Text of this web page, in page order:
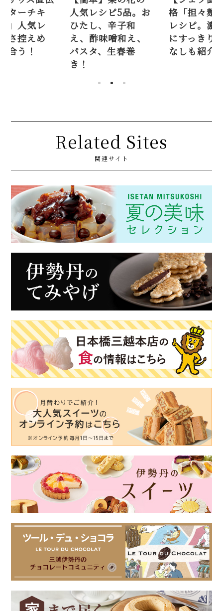
ターチキ
」人気レ
さ控えめ
合う！
人気レシピ5品。お
ひたし、辛子和
え、酢味噌和え、
パスタ、生春巻
き！
格「担々麺
レシピ。濃
にすっきり
なしも紹介
Related Sites
関連サイト